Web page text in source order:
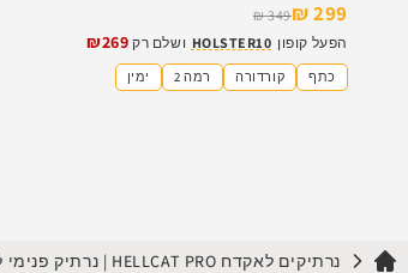
299 ₪
349 ₪
הפעל קופון HOLSTER10 ושלם רק ₪269
כתף קורדורה רמה 2 ימין
נרתיקים לאקדח HELLCAT PRO | נרתיק פנימי להלקט פרו | נרתיק חיצוני